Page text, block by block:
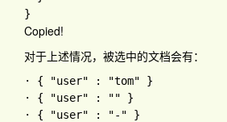
Copied!
对于上述情况，被选中的文档会有：
· { "user" : "tom" }
· { "user" : "" }
· { "user" : "-" }